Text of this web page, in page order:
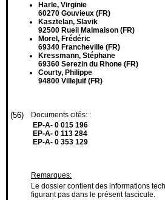
Harle, Virginie
60270 Gouvieux (FR)
Kasztelan, Slavik
92500 Rueil Malmaison (FR)
Morel, Frédéric
69340 Francheville (FR)
Kressmann, Stéphane
69360 Serezin du Rhone (FR)
Courty, Philippe
94800 Villejuif (FR)
(56)
Documents cités: :
EP-A- 0 015 196
EP-A- 0 113 284
EP-A- 0 353 129
Remarques:
Le dossier contient des informations
figurant pas dans le présent fascicule.